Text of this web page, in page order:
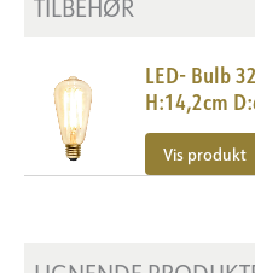
TILBEHØR
LED- Bulb
H:14,2cm
Vis produkt